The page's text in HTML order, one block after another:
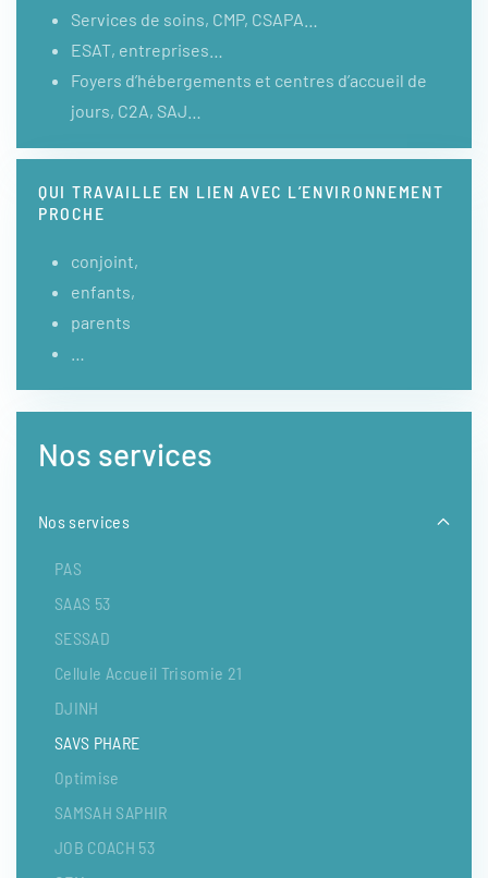
Services de soins, CMP, CSAPA…
ESAT, entreprises…
Foyers d’hébergements et centres d’accueil de
jours, C2A, SAJ…
QUI TRAVAILLE EN LIEN AVEC L’ENVIRONNEMENT
PROCHE
conjoint,
enfants,
parents
Nos services
Nos services
PAS
SAAS 53
SESSAD
Cellule Accueil Trisomie 21
DJINH
SAVS PHARE
Optimise
SAMSAH SAPHIR
JOB COACH 53